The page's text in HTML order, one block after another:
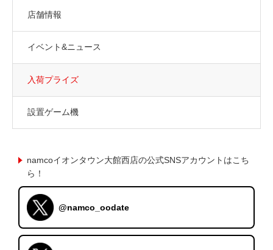
店舗情報
イベント&ニュース
入荷プライズ
設置ゲーム機
namcoイオンタウン大館西店の公式SNSアカウントはこち
ら！
@namco_oodate